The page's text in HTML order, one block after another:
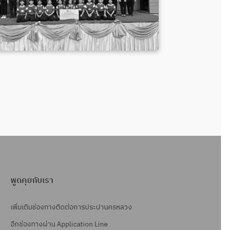
พูดคุยกับเรา
เพิ่มเติมช่องทางติดต่อการประปานครหลวง
อีกช่องทางผ่าน Application Line